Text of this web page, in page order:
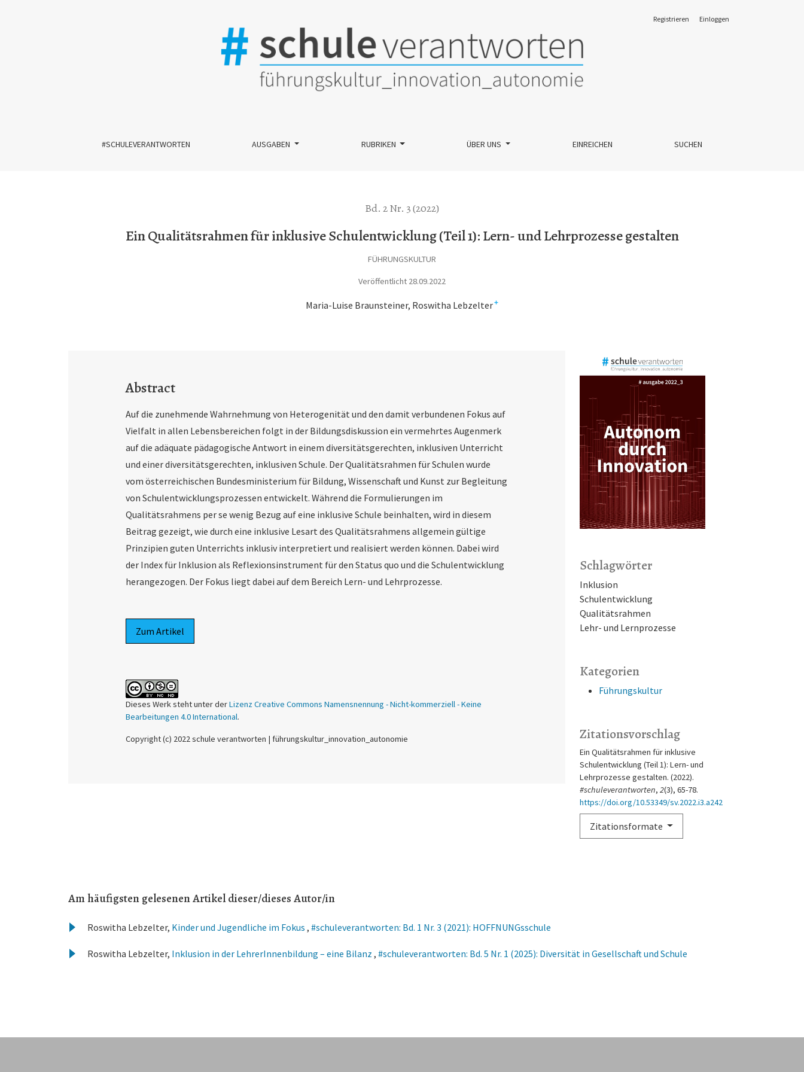
Ein Qualitätsrahmen für inklusive Schulentwicklung (Teil 1): Lern- und Lehrprozesse gestalten
#SCHULEVERANTWORTEN AUSGABEN RUBRIKEN ÜBER UNS EINREICHEN SUCHEN
Registrieren Einloggen
Bd. 2 Nr. 3 (2022)
Ein Qualitätsrahmen für inklusive Schulentwicklung (Teil 1): Lern- und Lehrprozesse gestalten
FÜHRUNGSKULTUR
Veröffentlicht 28.09.2022
Maria-Luise Braunsteiner Roswitha Lebzelter+
Schlagwörter
Inklusion
Schulentwicklung
Qualitätsrahmen
Lehr- und Lernprozesse
Kategorien
Führungskultur
Zitationsvorschlag
Ein Qualitätsrahmen für inklusive
Schulentwicklung (Teil 1): Lern- und
Lehrprozesse gestalten. (2022).
#schuleverantworten, 2(3), 65-78.
https://doi.org/10.53349/sv.2022.i3.a242
Zitationsformate
Abstract
Auf die zunehmende Wahrnehmung von Heterogenität und den damit verbundenen Fokus auf
Vielfalt in allen Lebensbereichen folgt in der Bildungsdiskussion ein vermehrtes Augenmerk
auf die adäquate pädagogische Antwort in einem diversitätsgerechten, inklusiven Unterricht
und einer diversitätsgerechten, inklusiven Schule. Der Qualitätsrahmen für Schulen wurde
vom österreichischen Bundesministerium für Bildung, Wissenschaft und Kunst zur Begleitung
von Schulentwicklungsprozessen entwickelt. Während die Formulierungen im
Qualitätsrahmens per se wenig Bezug auf eine inklusive Schule beinhalten, wird in diesem
Beitrag gezeigt, wie durch eine inklusive Lesart des Qualitätsrahmens allgemein gültige
Prinzipien guten Unterrichts inklusiv interpretiert und realisiert werden können. Dabei wird
der Index für Inklusion als Reflexionsinstrument für den Status quo und die Schulentwicklung
herangezogen. Der Fokus liegt dabei auf dem Bereich Lern- und Lehrprozesse.
Zum Artikel
Dieses Werk steht unter derLizenz Creative Commons Namensnennung - Nicht-kommerziell - Keine
Bearbeitungen 4.0 International.
Copyright (c) 2022 schule verantworten | führungskultur_innovation_autonomie
Am häufigsten gelesenen Artikel dieser/dieses Autor/in
Roswitha Lebzelter, Kinder und Jugendliche im Fokus , #schuleverantworten: Bd. 1 Nr. 3 (2021): HOFFNUNGsschule
Roswitha Lebzelter, Inklusion in der LehrerInnenbildung – eine Bilanz , #schuleverantworten: Bd. 5 Nr. 1 (2025): Diversität in Gesellschaft und Schule